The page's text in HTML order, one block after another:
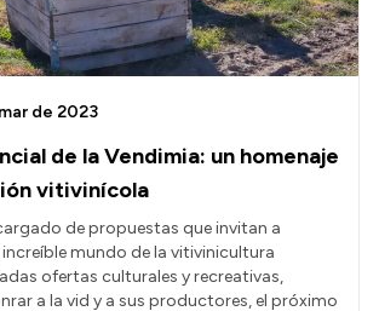
de la Vendimia: un homenaje
vitivinícola
de 2023
de propuestas que invitan a
increíble mundo de la vitivinicultura
ofertas culturales y recreativas,
a la vid y a sus productores, el próximo